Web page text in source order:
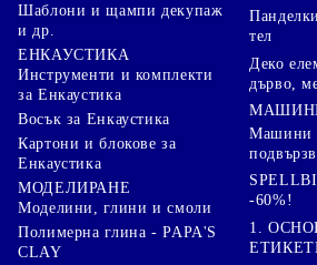
Шаблони и щампи декупаж
и др.
ЕНКАУСТИКА
Инструменти и комплекти
за Енкаустика
Восък за Енкаустика
Картони и блокове за
Енкаустика
МОДЕЛИРАНЕ
Моделини, глини и смоли
Полимерна глина - PAPA'S
CLAY
тел
Деко
дърво,
Машини
-60%!
1.